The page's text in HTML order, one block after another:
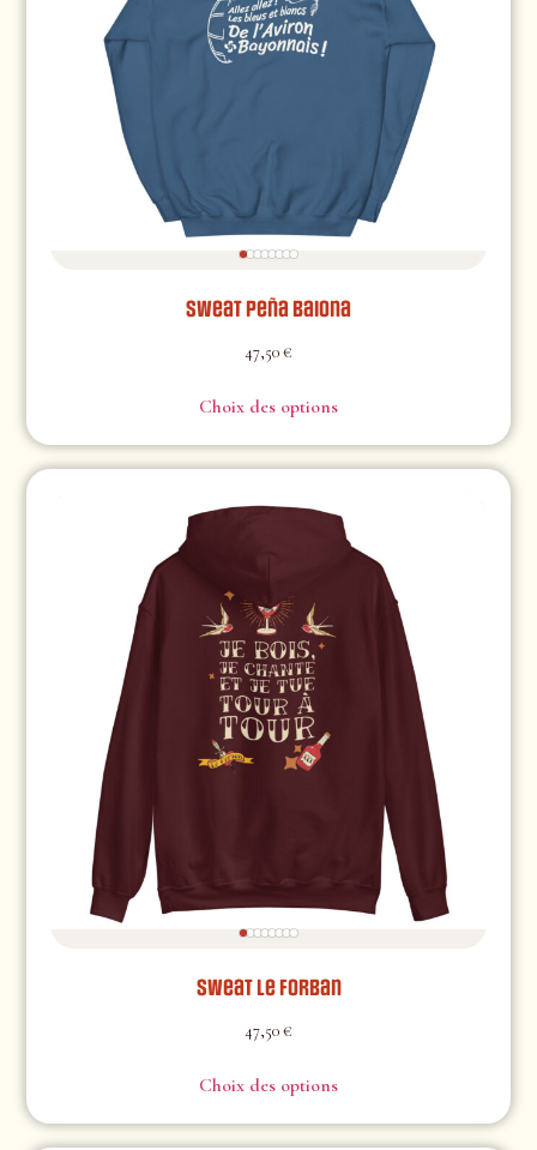
Sweat Peña Baiona
47,50€
Choix des options
Sweat Le Forban
47,50€
Choix des options